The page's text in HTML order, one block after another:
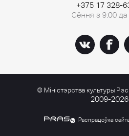
+375 17 328-
Сёння з 9:00 да
© Міністэрства культуры
2009-2026
Распрацоўка